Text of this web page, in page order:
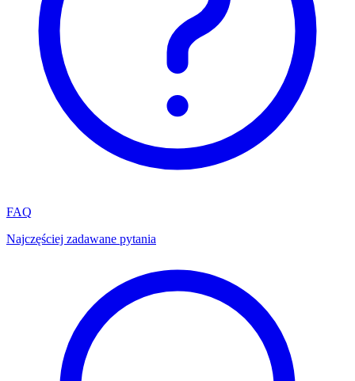
FAQ
Najczęściej zadawane pytania